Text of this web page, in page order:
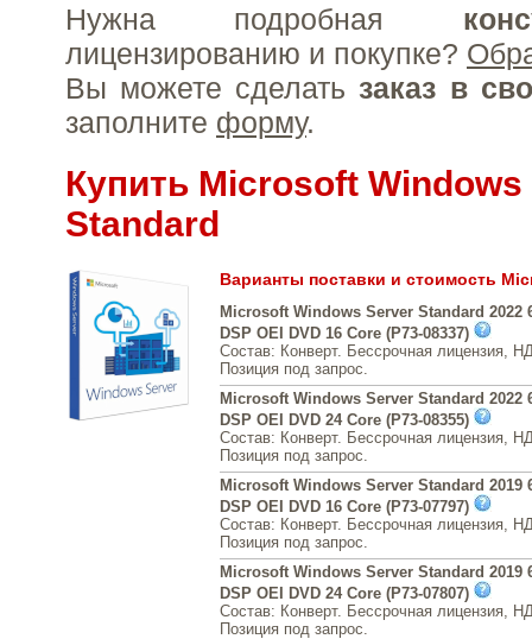
Нужна подробная
лицензированию и покупке?
Вы можете сделать заказ в
заполните форму.
Купить Microsoft
Standard
Варианты поставки и стоимость
Microsoft Windows Server Standard 2022
DSP OEI DVD 16 Core (P73-08337)
Состав: Конверт. Бессрочная лицензия,
Позиция под запрос.
Microsoft Windows Server Standard 2022
DSP OEI DVD 24 Core (P73-08355)
Состав: Конверт. Бессрочная лицензия,
Позиция под запрос.
Microsoft Windows Server Standard 2019
DSP OEI DVD 16 Core (P73-07797)
Состав: Конверт. Бессрочная лицензия,
Позиция под запрос.
Microsoft Windows Server Standard 2019
DSP OEI DVD 24 Core (P73-07807)
Состав: Конверт. Бессрочная лицензия,
Позиция под запрос.